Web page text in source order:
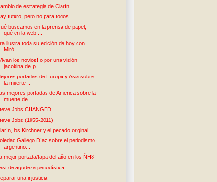
de estrategia de Clarín
futuro, pero no para todos
buscamos en la prensa de papel,
qué en la web ...
ilustra toda su edición de hoy con
Miró
los novios! o por una visión
jacobina del p...
portadas de Europa y Asia sobre
la muerte ...
mejores portadas de América sobre la
muerte de...
Jobs CHANGED
Jobs (1955-2011)
los Kirchner y el pecado original
Gallego Díaz sobre el periodismo
argentino...
La mejor portada/tapa del año en los ÑH8
de agudeza periodística
una injusticia